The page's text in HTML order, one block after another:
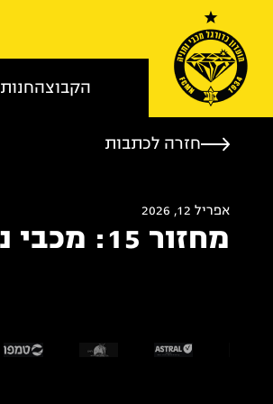
Skip to content
הקבוצהחנות
חזרה לכתבות
אפריל 12, 2026
מחזור 15: מכבי נתניה – מכבי ת"א